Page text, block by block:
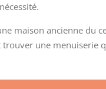
maison ancienne du
une menuiserie